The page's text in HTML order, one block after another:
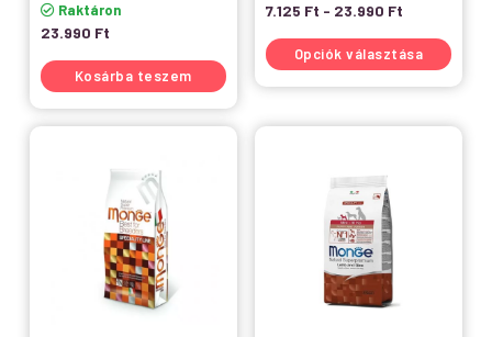
Raktáron
23.990 Ft
Kosárba teszem
7.125 Ft - 23.990 Ft
Opciók választása